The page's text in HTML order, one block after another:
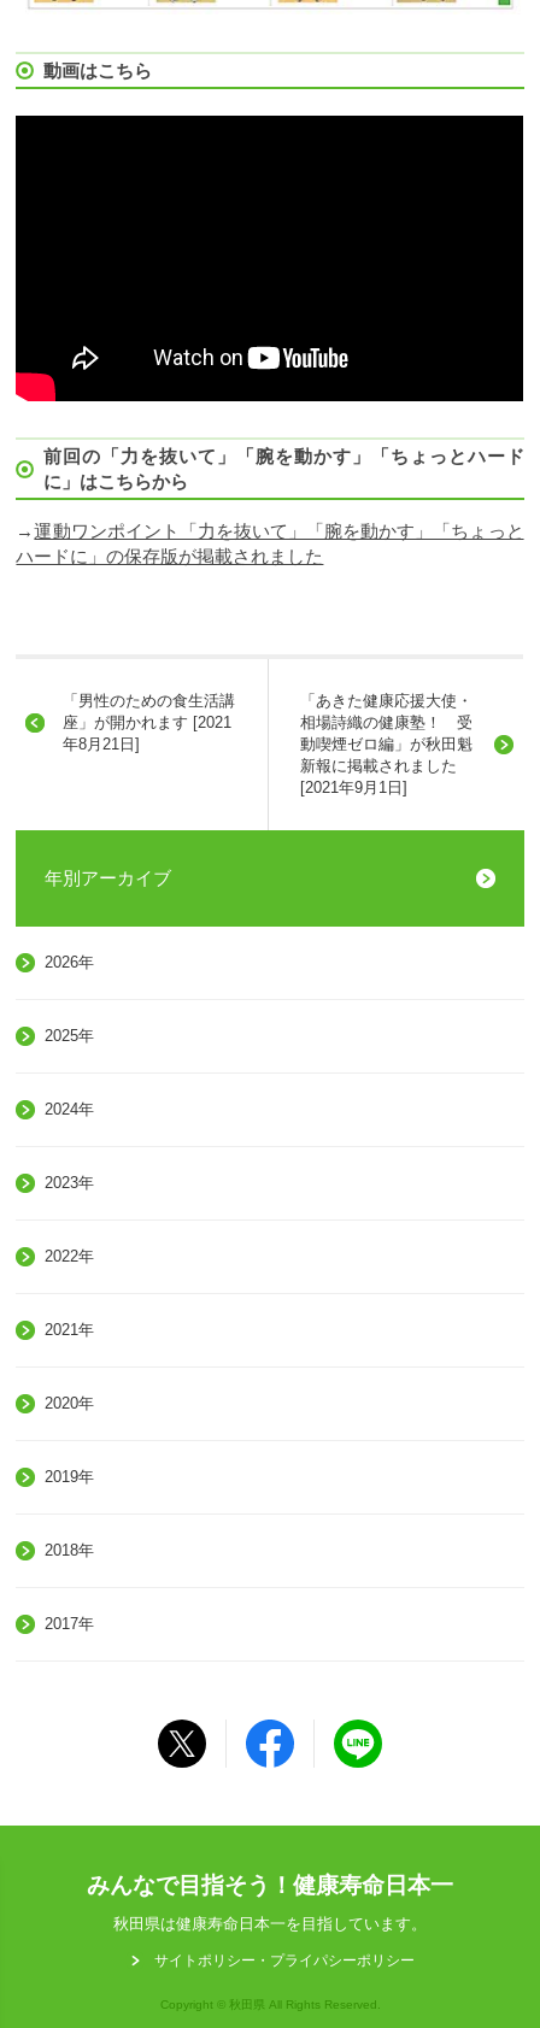
動画はこちら
前回の「力を抜いて」「腕を動かす」「ちょっとハード
に」はこちらから
→運動ワンポイント「力を抜いて」「腕を動かす」「ちょっと
ハードに」の保存版が掲載されました
「男性のための食生活講
座」が開かれます [2021
年8月21日]
「あきた健康応援大使・
相場詩織の健康塾！ 受
動喫煙ゼロ編」が秋田魁
新報に掲載されました
[2021年9月1日]
年別アーカイブ
2026年
2025年
2024年
2023年
2022年
2021年
2020年
2019年
2018年
2017年
みんなで目指そう！健康寿命日本一
秋田県は健康寿命日本一を目指しています。
サイトポリシー・プライパシーポリシー
Copyright © 秋田県 All Rights Reserved.